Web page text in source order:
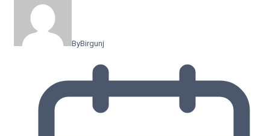
ByBirgunj